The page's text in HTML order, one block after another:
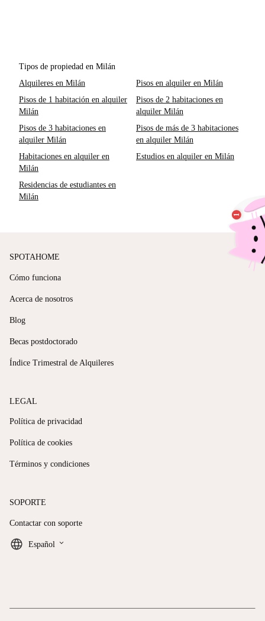
Tipos de propiedad en Milán
Alquileres en Milán
Pisos en alquiler en Milán
Pisos de 1 habitación en alquiler
Milán
Pisos de 2 habitaciones en
alquiler Milán
Pisos de 3 habitaciones en
alquiler Milán
Pisos de más de 3 habitaciones
en alquiler Milán
Habitaciones en alquiler en
Milán
Estudios en alquiler en Milán
Residencias de estudiantes en
Milán
SPOTAHOME
Cómo funciona
Acerca de nosotros
Blog
Becas postdoctorado
Índice Trimestral de Alquileres
LEGAL
Política de privacidad
Política de cookies
Términos y condiciones
SOPORTE
Contactar con soporte
Español keyboard_arrow_down